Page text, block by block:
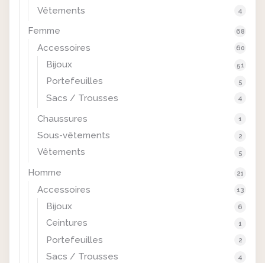
Vêtements 4
Femme 68
Accessoires 60
Bijoux 51
Portefeuilles 5
Sacs / Trousses 4
Chaussures 1
Sous-vêtements 2
Vêtements 5
Homme 21
Accessoires 13
Bijoux 6
Ceintures 1
Portefeuilles 2
Sacs / Trousses 4